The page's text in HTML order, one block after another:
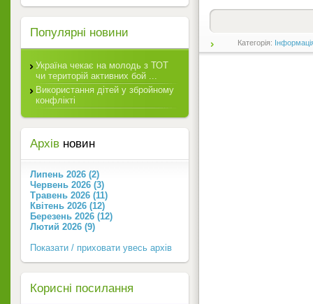
Категорія:
Популярні новини
Україна чекає на молодь з ТОТ
чи територій активних бой ...
Використання дітей у збройному
конфлікті
Архів новин
Липень 2026 (2)
Червень 2026 (3)
Травень 2026 (11)
Квітень 2026 (12)
Березень 2026 (12)
Лютий 2026 (9)
Показати / приховати увесь архів
Корисні посилання